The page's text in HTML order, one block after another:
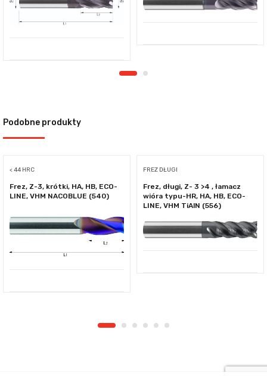
Podobne produkty
< 44 HRC
Frez, Z-3, krótki, HA, HB, ECO-
LINE, VHM NACOBLUE (540)
FREZ DŁUGI
Frez, długi, Z- 3 >4 , łamacz
wióra typu-HR, HA, HB, ECO-
LINE, VHM TiAlN (556)